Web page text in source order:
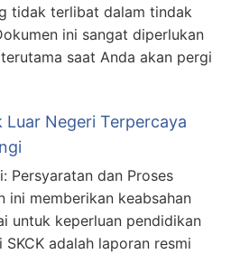
tidak terlibat dalam tindak
ini sangat diperlukan
saat Anda akan pergi
Luar Negeri Terpercaya
Persyaratan dan Proses
ini memberikan keabsahan
untuk keperluan pendidikan
adalah laporan resmi